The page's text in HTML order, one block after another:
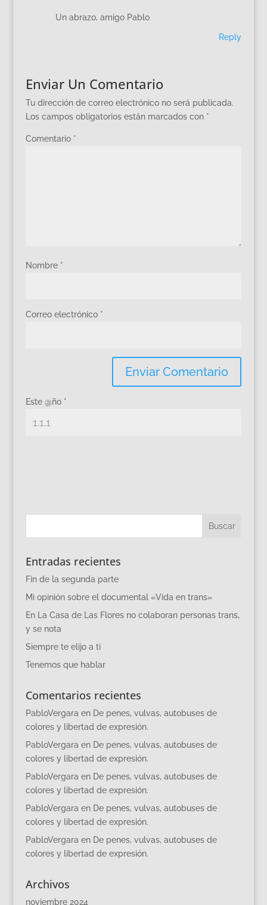
Un abrazo, amigo Pablo
Reply
Enviar Un Comentario
Tu dirección de correo electrónico no será publicada.
Los campos obligatorios están marcados con *
Comentario *
Nombre *
Correo electrónico *
Este @ño *
Entradas recientes
Fin de la segunda parte
Mi opinión sobre el documental «Vida en trans»
En La Casa de Las Flores no colaboran personas trans,
y se nota
Siempre te elijo a ti
Tenemos que hablar
Comentarios recientes
PabloVergara en De penes, vulvas, autobuses de
colores y libertad de expresión.
PabloVergara en De penes, vulvas, autobuses de
colores y libertad de expresión.
PabloVergara en De penes, vulvas, autobuses de
colores y libertad de expresión.
PabloVergara en De penes, vulvas, autobuses de
colores y libertad de expresión.
PabloVergara en De penes, vulvas, autobuses de
colores y libertad de expresión.
Archivos
noviembre 2024